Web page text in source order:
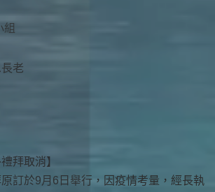
組
老
拜取消】
訂於9月6日舉行，因疫情考量，經長執